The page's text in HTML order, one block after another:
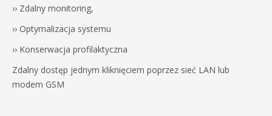
›› Zdalny monitoring,
›› Optymalizacja systemu
›› Konserwacja profilaktyczna
Zdalny dostęp jednym kliknięciem poprzez sieć LAN lub
modem GSM